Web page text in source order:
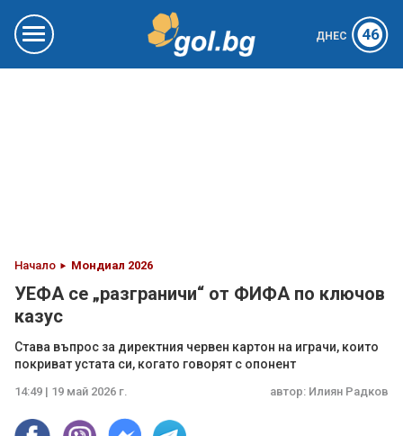
ДНЕС 46
Начало Мондиал 2026
УЕФА се „разграничи“ от ФИФА по ключов
казус
Става въпрос за директния червен картон на играчи, които
покриват устата си, когато говорят с опонент
14:49 | 19 май 2026 г. автор: Илиян Радков